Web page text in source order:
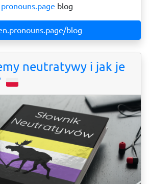
blog
blog
neutratywy i jak je